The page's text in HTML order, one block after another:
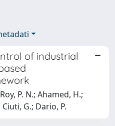
of industrial
P. N.; Ahamed, H.;
G.; Dario, P.